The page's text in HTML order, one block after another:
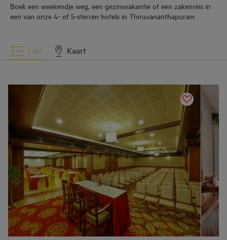
Boek een weekendje weg, een gezinsvakantie of een zakenreis in
een van onze 4- of 5-sterren hotels in Thiruvananthapuram
Lijst Kaart